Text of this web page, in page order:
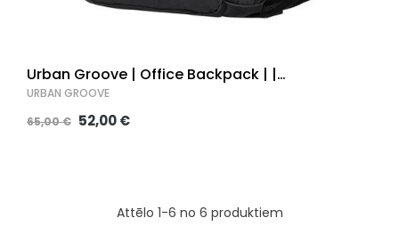
Urban Groove | Office Backpack | |
39.6cm/15.6inch
URBAN GROOVE
65,00 € 52,00 €
Attēlo 1-6 no 6 produktiem